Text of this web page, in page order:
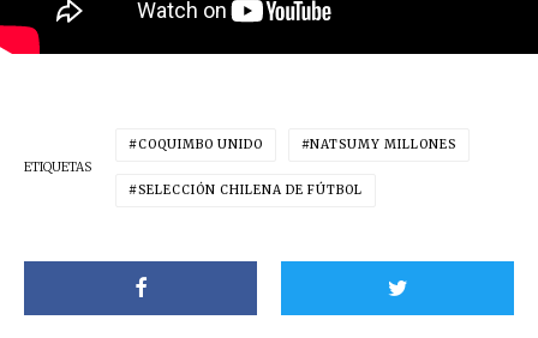
ETIQUETAS
COQUIMBO UNIDO NATSUMY MILLONES
SELECCIÓN CHILENA DE FÚTBOL